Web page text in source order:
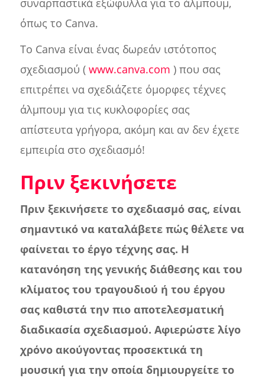
συναρπαστικά εξώφυλλα για το άλμπουμ,
όπως το Canva.
Το Canva είναι ένας δωρεάν ιστότοπος
σχεδιασμού ( www.canva.com ) που σας
επιτρέπει να σχεδιάζετε όμορφες τέχνες
άλμπουμ για τις κυκλοφορίες σας
απίστευτα γρήγορα, ακόμη και αν δεν έχετε
εμπειρία στο σχεδιασμό!
Πριν ξεκινήσετε
Πριν ξεκινήσετε το σχεδιασμό σας, είναι
σημαντικό να καταλάβετε πώς θέλετε να
φαίνεται το έργο τέχνης σας. Η
κατανόηση της γενικής διάθεσης και του
κλίματος του τραγουδιού ή του έργου
σας καθιστά την πιο αποτελεσματική
διαδικασία σχεδιασμού. Αφιερώστε λίγο
χρόνο ακούγοντας προσεκτικά τη
μουσική για την οποία δημιουργείτε το